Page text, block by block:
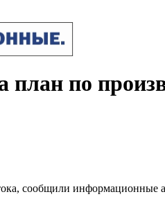
по
сообщили информационные